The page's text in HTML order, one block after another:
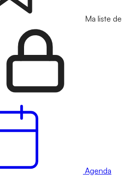
Ma liste de
Agenda